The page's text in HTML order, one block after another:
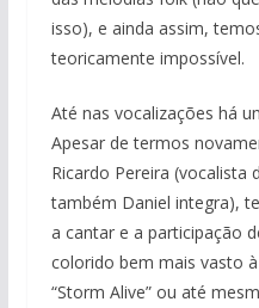
isso), e ainda assim,
teoricamente impossível.
Até nas vocalizações há
Apesar de termos
Ricardo Pereira (vocalista
também Daniel integra),
a cantar e a participação
colorido bem mais vasto
“Storm Alive” ou até